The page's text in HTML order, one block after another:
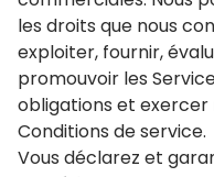
les droits que nous
exploiter, fournir,
promouvoir les
obligations et exercer
Conditions de service.
Vous déclarez et